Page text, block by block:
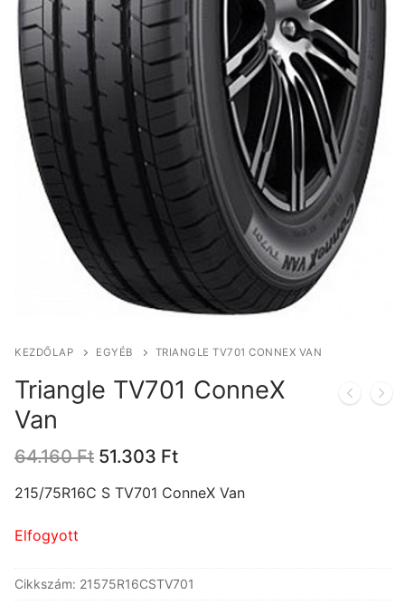
KEZDŐLAP EGYÉB TRIANGLE TV701 CONNEX VAN
Triangle TV701 ConneX
Van
64.160Ft Original
was:
51.303 FtCurrent
is:
215/75R16C S TV701 ConneX Van
Elfogyott
Cikkszám: 21575R16CSTV701